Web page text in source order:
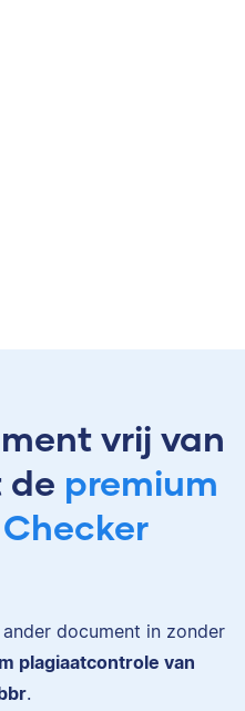
vrij van
de premium
document in zonder
plagiaatcontrole van
.